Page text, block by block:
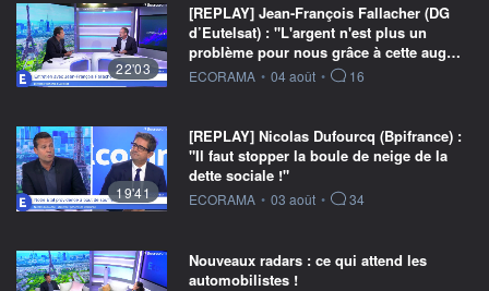
22'03
[REPLAY] Jean-François Fallacher (DG
d’Eutelsat) : "L'argent n'est plus un
problème pour nous grâce à cette aug…
information fournie par
ECORAMA • 04 août • 16
19'41
[REPLAY] Nicolas Dufourcq (Bpifrance) :
"Il faut stopper la boule de neige de la
dette sociale !"
information fournie par
ECORAMA • 03 août • 34
Nouveaux radars : ce qui attend les
automobilistes !